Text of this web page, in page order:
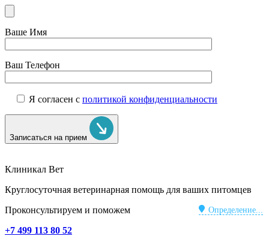
Ваше Имя
Ваш Телефон
Я согласен с политикой конфиденциальности
Записаться на прием
Клиникал Вет
Круглосуточная ветеринарная помощь для ваших питомцев
Определение...
Проконсультируем и поможем
+7 499 113 80 52